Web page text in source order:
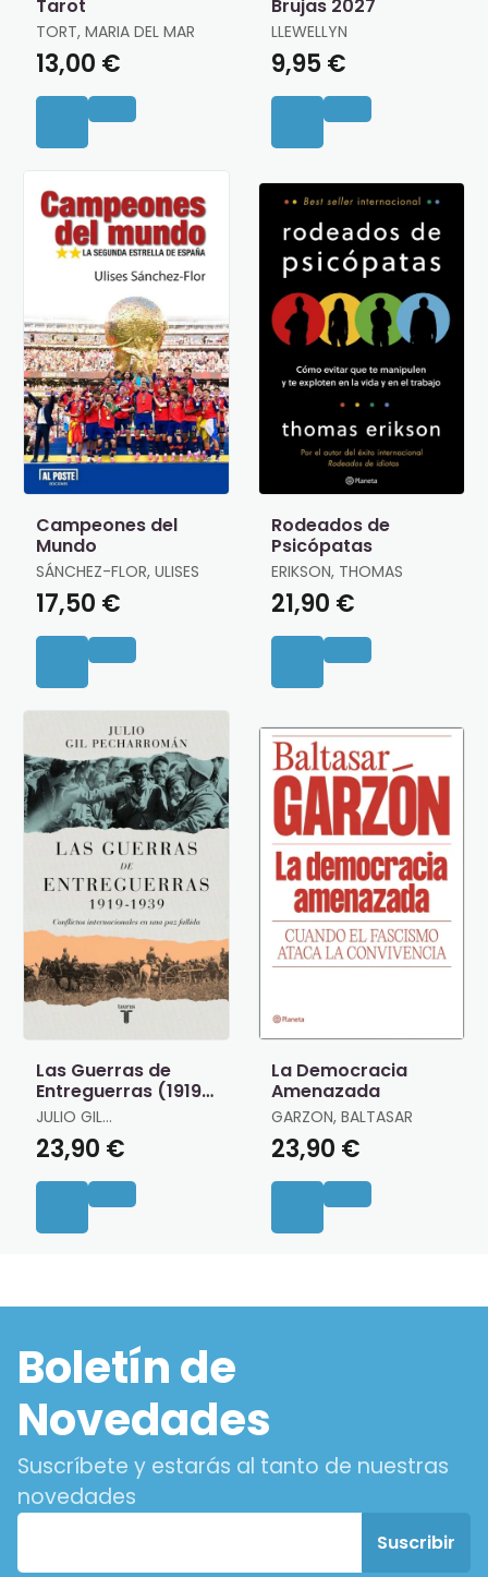
Tarot
TORT, MARIA DEL MAR
13,00 €
Brujas 2027
LLEWELLYN
9,95 €
Campeones del
Mundo
SÁNCHEZ-FLOR, ULISES
17,50 €
Rodeados de
Psicópatas
ERIKSON, THOMAS
21,90 €
Las Guerras de
Entreguerras (1919 ?
1939)
JULIO GIL
PECHARROMÁN
23,90 €
La Democracia
Amenazada
GARZON, BALTASAR
23,90 €
Boletín de
Novedades
Suscríbete y estarás al tanto de nuestras
novedades